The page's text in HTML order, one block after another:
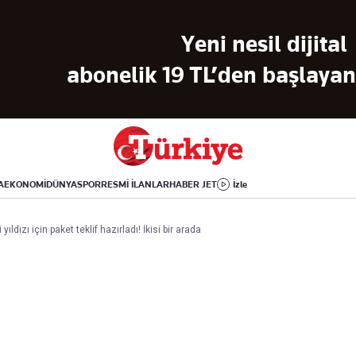
Yeni nesil dijital
abonelik 19 TL’den
EKONOMİDÜNYASPORRESMİ İLANLARHABER JET İzle
İsrail-Gazze
Yemek
Aktüel
Sinema
Kitap
için paket teklif hazırladı! İkisi bir arada